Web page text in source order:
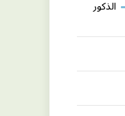
الذكور